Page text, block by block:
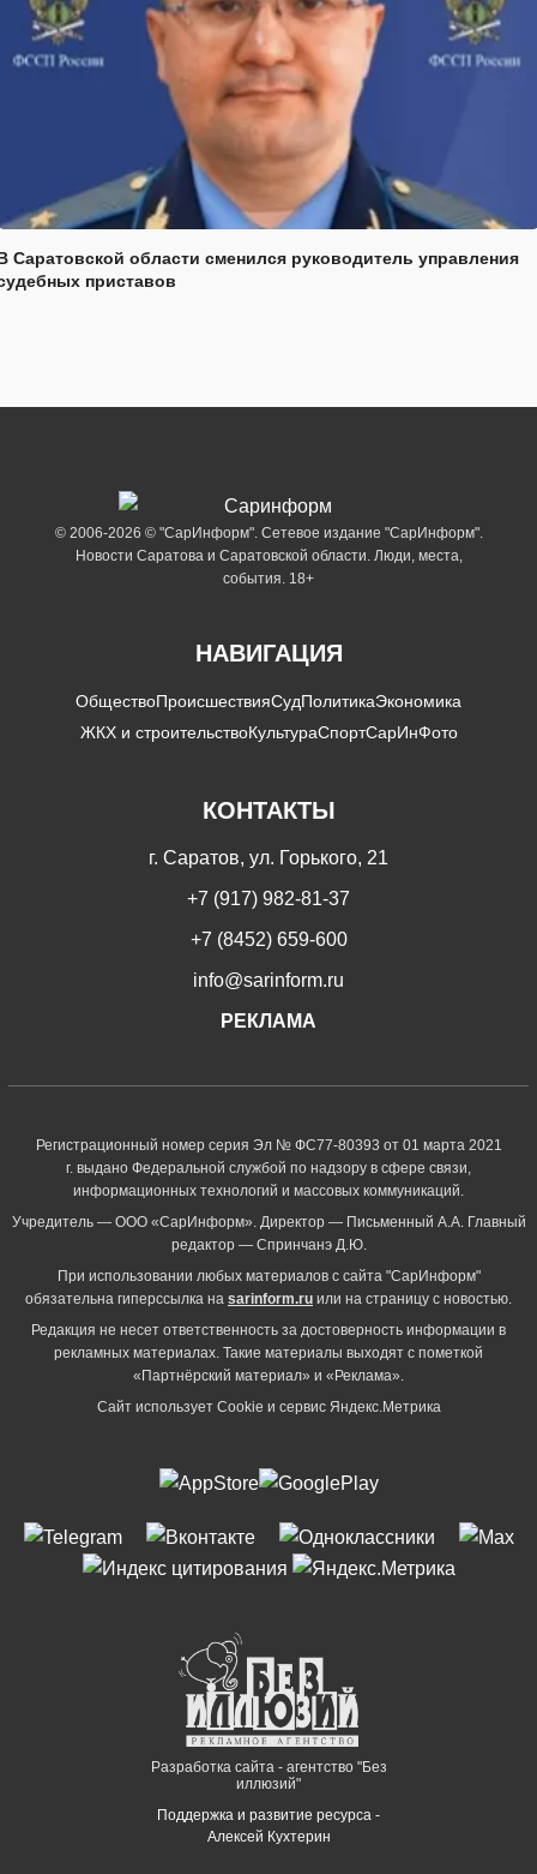
Саратовской области сменился руководитель управления
приставов
© 2006-2026 © "СарИнформ". Сетевое издание "СарИнформ".
Новости Саратова и Саратовской области. Люди, места,
события. 18+
НАВИГАЦИЯ
ОбществоПроисшествияСудПолитикаЭкономика
ЖКХ и строительствоКультураСпортСарИнФото
КОНТАКТЫ
г. Саратов, ул. Горького, 21
+7 (917) 982-81-37
+7 (8452) 659-600
info@sarinform.ru
РЕКЛАМА
Регистрационный номер серия Эл № ФС77-80393 от 01 марта 2021
г. выдано Федеральной службой по надзору в сфере связи,
информационных технологий и массовых коммуникаций.
Учредитель — ООО «СарИнформ». Директор — Письменный А.А. Главный
редактор — Спринчанэ Д.Ю.
При использовании любых материалов с сайта "СарИнформ"
обязательна гиперссылка на sarinform.ru или на страницу с новостью.
Редакция не несет ответственность за достоверность информации в
рекламных материалах. Такие материалы выходят с пометкой
«Партнёрский материал» и «Реклама».
Сайт использует Cookie и сервиc Яндекс.Метрика
Разработка сайта - агентство "Без
иллюзий"
Поддержка и развитие ресурса -
Алексей Кухтерин